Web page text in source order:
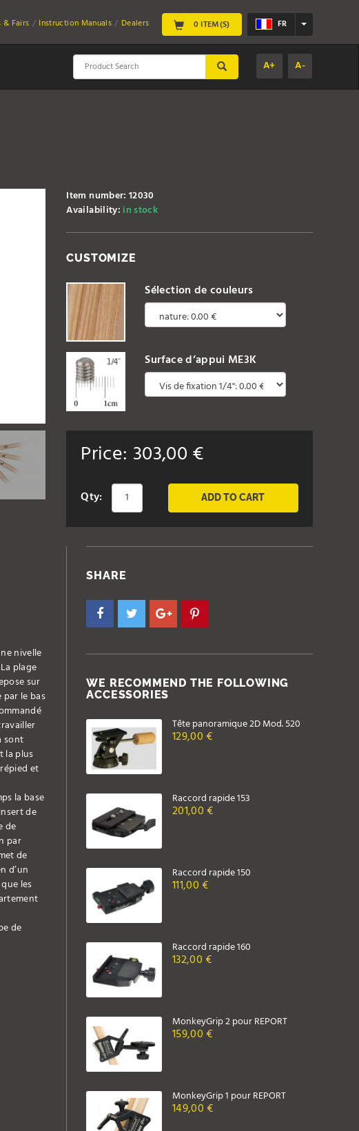
FR
0 ITEM(S)
& Fairs Instruction Manuals Dealers
A+ A-
SUBMIT
nivelle
plage
sur
le bas
sont
la plus
et
la base
de
de
par
de
d’un
les
de
Item number: 12030
Availability: in stock
CUSTOMIZE
Sélection de couleurs
Surface d’appui ME3K
Price: 303,00 €
Qty: ADD TO CART
SHARE
WE RECOMMEND THE FOLLOWING
ACCESSORIES
Tête panoramique 2D Mod. 520
129,00 €
Raccord rapide 153
201,00 €
Raccord rapide 150
111,00 €
Raccord rapide 160
132,00 €
MonkeyGrip 2 pour REPORT
159,00 €
MonkeyGrip 1 pour REPORT
149,00 €